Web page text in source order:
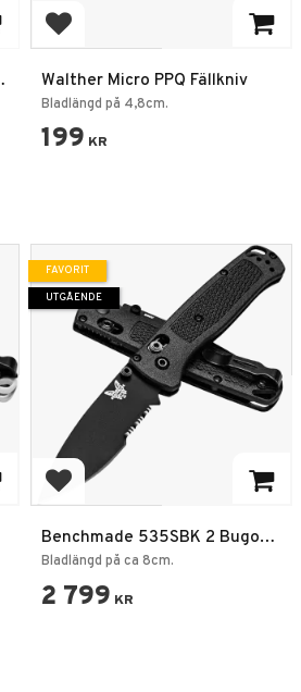
Lägg till i favoriter
Walther Micro PPQ Fällkniv
Bladlängd på 4,8cm.
199 KR
Lägg till i favoriter
Benchmade 535SBK 2 Bugout
Serrated Fällkniv
Bladlängd på ca 8cm.
2 799 KR
FAVORIT
UTGÅENDE